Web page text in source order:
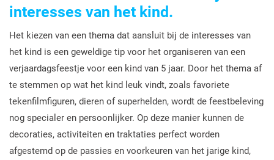
interesses van het kind.
Het kiezen van een thema dat aansluit bij de interesses van
het kind is een geweldige tip voor het organiseren van een
verjaardagsfeestje voor een kind van 5 jaar. Door het thema af
te stemmen op wat het kind leuk vindt, zoals favoriete
tekenfilmfiguren, dieren of superhelden, wordt de feestbeleving
nog specialer en persoonlijker. Op deze manier kunnen de
decoraties, activiteiten en traktaties perfect worden
afgestemd op de passies en voorkeuren van het jarige kind,